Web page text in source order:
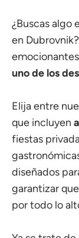
¿Buscas algo
en
uno de los
Elija entre
que incluyen
fiestas
diseñados
garantizar
por todo lo